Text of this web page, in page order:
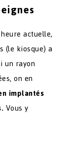
actuelle,
(le kiosque) a
un rayon
on en
implantés
Vous y